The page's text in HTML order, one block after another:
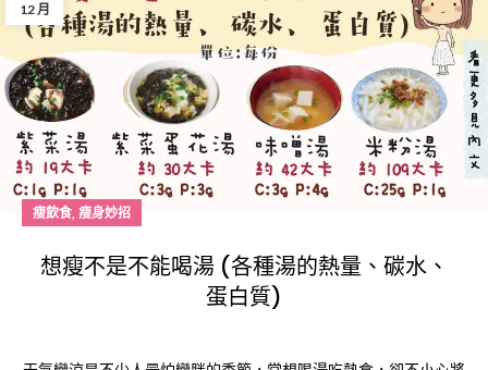
12 月
瘦飲食, 瘦身妙招
想瘦不是不能喝湯 (各種湯的熱量、碳水、
蛋白質)